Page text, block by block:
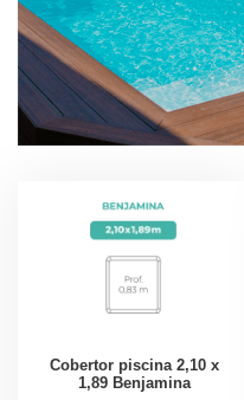
Cobertor piscina 2,10 x
1,89 Benjamina